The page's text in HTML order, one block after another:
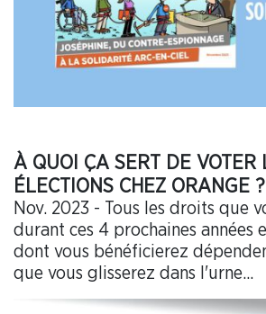
À QUOI ÇA SERT DE VOTER
ÉLECTIONS CHEZ ORANGE ?
Nov. 2023 - Tous les droits que
durant ces 4 prochaines années
dont vous bénéficierez
que vous glisserez dans l'urne...